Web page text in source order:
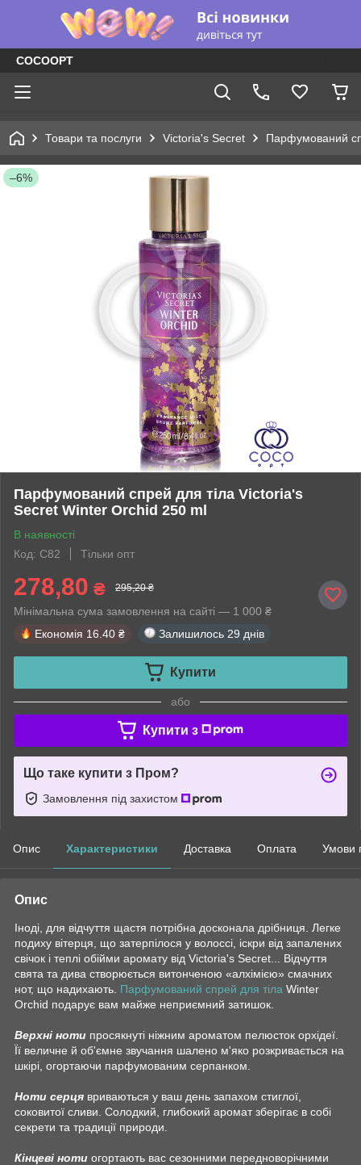
COCOOPT
Товари та послуги Victoria's Secret Парфумований
–6%
Парфумований спрей для тіла Victoria's
Secret Winter Orchid 250 ml
В наявності
Код: С82
Тільки опт
278,80 ₴ 295,20 ₴
Мінімальна сума замовлення на сайті — 1 000 ₴
Економія 16.40 ₴ Залишилось 29 днів
Купити
або
Купити з
Що таке купити з Пром?
Замовлення під захистом
Опис Характеристики Доставка Оплата Умови
Опис
Іноді, для відчуття щастя потрібна досконала дрібниця. Легке
подиху вітерця, що затерпілося у волоссі, іскри від запалених
свічок і теплі обійми аромату від Victoria's Secret... Відчуття
свята та дива створюється витонченою «алхімією» смачних
нот, що надихають. Парфумований спрей для тіла Winter
Orchid подарує вам майже неприємний затишок.
Верхні ноти просякнуті ніжним ароматом пелюсток орхідеї.
Її величне й об'ємне звучання шалено м'яко розкривається на
шкірі, огортаючи парфумованим серпанком.
Ноти серця вриваються у ваш день запахом стиглої,
соковитої сливи. Солодкий, глибокий аромат зберігає в собі
секрети та традиції природи.
Кінцеві ноти огортають вас сезонними передноворічними